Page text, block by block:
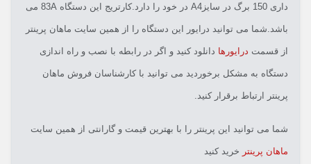
داری 150 برگ در سایزA4 در خود را دارد.کارتریج این دستگاه 83A می
باشد.شما می توانید درایور این دستگاه را از همین سایت ماهان پرینتر
از قسمت درایورها دانلود کنید و اگر در رابطه با نصب و راه اندازی
دستگاه به مشکل برخوردید می توانید با کارشناسان فروش ماهان
پرینتر ارتباط برقرار کنید.
شما می توانید این پرینتر را با بهترین قیمت و گارانتی از همین سایت
ماهان پرینتر خرید کنید